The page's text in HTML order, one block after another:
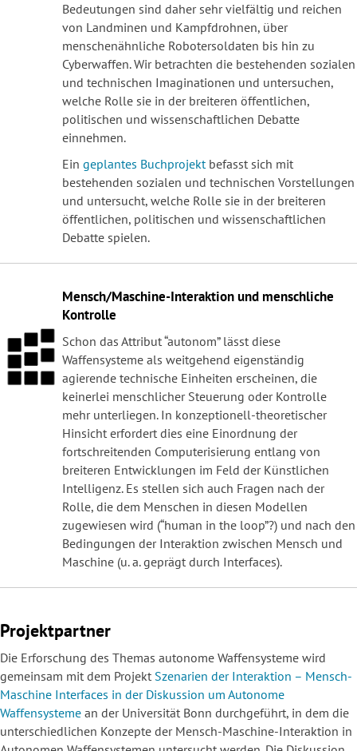
Bedeutungen sind daher sehr vielfältig und reichen
von Landminen und Kampfdrohnen, über
menschenähnliche Robotersoldaten bis hin zu
Cyberwaffen. Wir betrachten die bestehenden sozialen
und technischen Imaginationen und untersuchen,
welche Rolle sie in der breiteren öffentlichen,
politischen und wissenschaftlichen Debatte
einnehmen.
Ein geplantes Buchprojektbefasst sich mit
bestehenden sozialen und technischen Vorstellungen
und untersucht, welche Rolle sie in der breiteren
öffentlichen, politischen und wissenschaftlichen
Debatte spielen.
Mensch/Maschine-Interaktion und menschliche
Kontrolle
Schon das Attribut “autonom” lässt diese
Waffensysteme als weitgehend eigenständig
agierende technische Einheiten erscheinen, die
keinerlei menschlicher Steuerung oder Kontrolle
mehr unterliegen. In konzeptionell-theoretischer
Hinsicht erfordert dies eine Einordnung der
fortschreitenden Computerisierung entlang von
breiteren Entwicklungen im Feld der Künstlichen
Intelligenz. Es stellen sich auch Fragen nach der
Rolle, die dem Menschen in diesen Modellen
zugewiesen wird (“human in the loop”?) und nach den
Bedingungen der Interaktion zwischen Mensch und
Maschine (u. a. geprägt durch Interfaces).
Projektpartner
Die Erforschung des Themas autonome Waffensysteme wird
gemeinsam mit dem Projekt Szenarien der Interaktion – Mensch-
Maschine Interfaces in der Diskussion um Autonome
Waffensysteme an der Universität Bonn durchgeführt, in dem die
unterschiedlichen Konzepte der Mensch-Maschine-Interaktion in